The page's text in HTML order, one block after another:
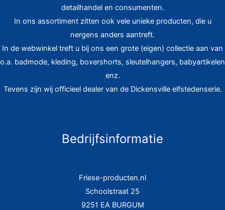
detailhandel en consumenten.
In ons assortiment zitten ook vele unieke producten, die u
nergens anders aantreft.
In de webwinkel treft u bij ons een grote (eigen) collectie aan van
o.a. badmode, kleding, boxershorts, sleutelhangers, babyartikelen
enz.
Tevens zijn wij officieel dealer van de Dickensville elfstedenserie.
Bedrijfsinformatie
Friese-producten.nl
Schoolstraat 25
9251 EA BURGUM